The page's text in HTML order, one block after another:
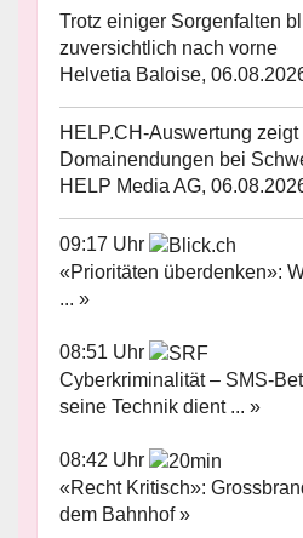
Trotz einiger Sorgenfalten
zuversichtlich nach vorne
Helvetia Baloise,
HELP.CH-Auswertung
Domainendungen bei
HELP Media AG,
09:17 Uhr
«Prioritäten überdenken»:
... »
08:51 Uhr
Cyberkriminalität – SMS-
seine Technik dient ... »
08:42 Uhr
«Recht Kritisch»:
dem Bahnhof »